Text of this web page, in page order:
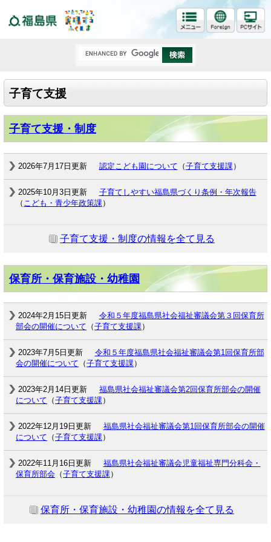
子育て支援
子育て支援・制度
2026年7月17日更新 認定こども園について （子育て支援課 ）
2025年10月3日更新
子育てしやすい福島県づくり条例・年次報告
（ こども・青少年政策課 ）
子育て支援・制度の情報を全て見る
保育所・保育施設・幼稚園
2024年2月15日更新
令和５年度福島県社会福祉審議会第３回保育所
部会の開催について （子育て支援課）
2023年7月5日更新
令和５年度福島県社会福祉審議会第1回保育所部
会の開催について （子育て支援課）
2023年2月14日更新
福島県社会福祉審議会第2回保育所部会の開催
について （子育て支援課）
2022年12月19日更新
福島県社会福祉審議会第1回保育所部会の開催
について （子育て支援課）
2022年11月16日更新
福島県社会福祉審議会児童福祉専門分科会・
保育所部会 （子育て支援課）
保育所・保育施設・幼稚園の情報を全て見る